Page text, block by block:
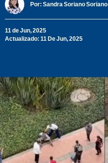
Por: Sandra Soriano Soriano
11 de Jun, 2025
Actualizado: 11 De Jun, 2025